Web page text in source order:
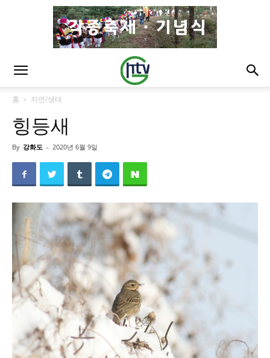
홈 자연/생태
힝등새
By 강화도 - 2020년 6월 9일